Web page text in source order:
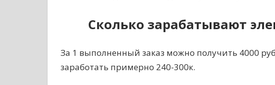
Сколько зарабатывают
За 1 выполненный заказ можно получить 4000
заработать примерно 240-300к.